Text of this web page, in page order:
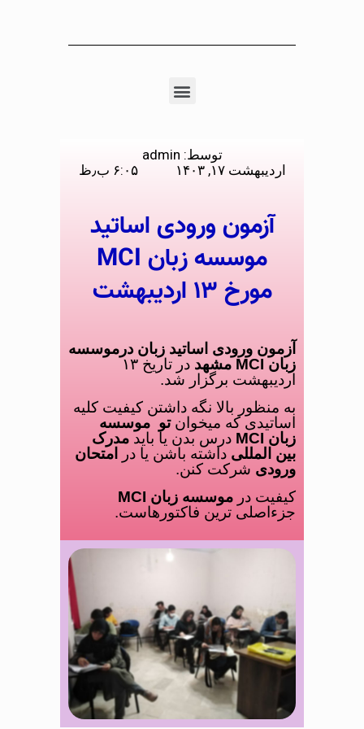
توسط:
اردیبهشت ۱۷, ۱۴۰۳
۶:۰۵ ب٫ظ
آزمون ورودی اساتید
موسسه زبان MCI
مورخ ۱۳ اردیبهشت
آزمون ورودی اساتید زبان درموسسه
زبان MCI مشهد
در تاریخ ۱۳
اردیبهشت برگزار شد.
به منظور بالا نگه داشتن کیفیت کلیه
اساتیدی که میخوان تو موسسه
زبان MCI
درس بدن یا باید مدرک
بین المللی داشته باشن یا در
امتحان
ورودی شرکت کنن.
کیفیت در موسسه زبان MCI
جزءاصلی ترین فاکتورهاست.